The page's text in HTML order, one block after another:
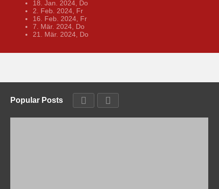
18. Jan. 2024, Do
2. Feb. 2024, Fr
16. Feb. 2024, Fr
7. Mär. 2024, Do
21. Mär. 2024, Do
Popular Posts